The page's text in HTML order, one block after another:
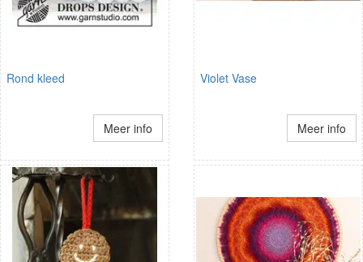
Rond kleed
Meer info
Violet Vase
Meer info